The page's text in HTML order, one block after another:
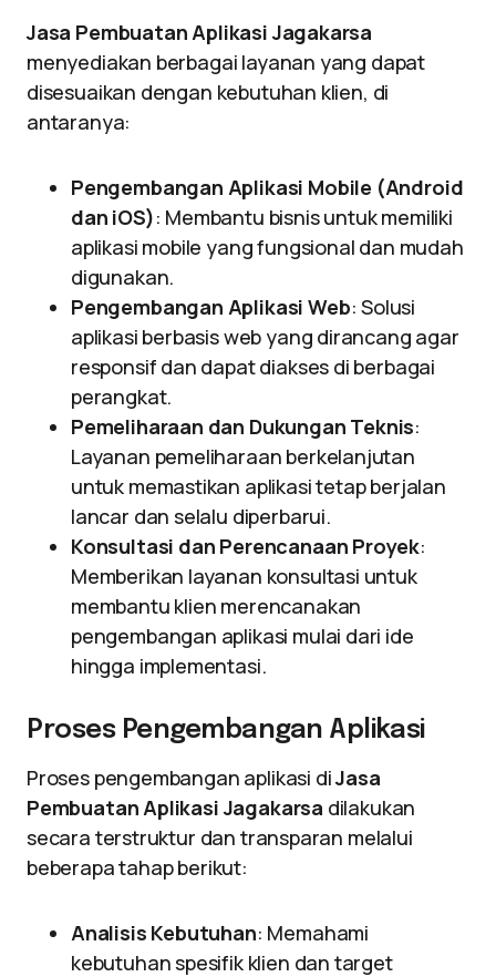
Jasa Pembuatan Aplikasi Jagakarsa
menyediakan berbagai layanan yang dapat
disesuaikan dengan kebutuhan klien, di
antaranya:
Pengembangan Aplikasi Mobile (Android
dan iOS): Membantu bisnis untuk memiliki
aplikasi mobile yang fungsional dan mudah
digunakan.
Pengembangan Aplikasi Web: Solusi
aplikasi berbasis web yang dirancang agar
responsif dan dapat diakses di berbagai
perangkat.
Pemeliharaan dan Dukungan Teknis:
Layanan pemeliharaan berkelanjutan
untuk memastikan aplikasi tetap berjalan
lancar dan selalu diperbarui.
Konsultasi dan Perencanaan Proyek:
Memberikan layanan konsultasi untuk
membantu klien merencanakan
pengembangan aplikasi mulai dari ide
hingga implementasi.
Proses Pengembangan Aplikasi
Proses pengembangan aplikasi diJasa
Pembuatan Aplikasi Jagakarsa dilakukan
secara terstruktur dan transparan melalui
beberapa tahap berikut:
Analisis Kebutuhan: Memahami
kebutuhan spesifik klien dan target